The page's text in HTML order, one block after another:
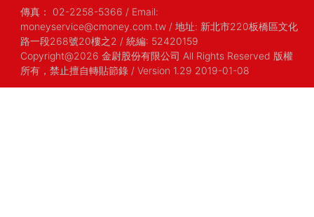
傳真： 02-2258-5366 / Email:
moneyservice@cmoney.com.tw / 地址: 新北市220板橋區文化
路一段268號20樓之2 / 統編: 52420159
Copyright@2026 金尉股份有限公司 All Rights Reserved 版權
所有，禁止擅自轉貼節錄 / Version 1.29 2019-01-08